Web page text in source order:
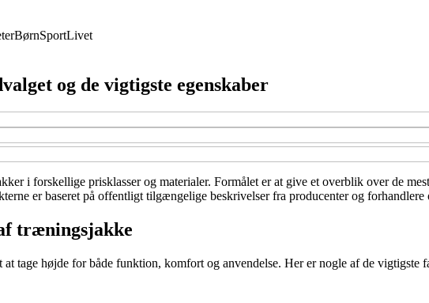
BørnSportLivet
og de vigtigste egenskaber
i forskellige prisklasser og materialer. Formålet er at give et overblik over de
er baseret på offentligt tilgængelige beskrivelser fra producenter og
træningsjakke
tage højde for både funktion, komfort og anvendelse. Her er nogle af de vigtigste